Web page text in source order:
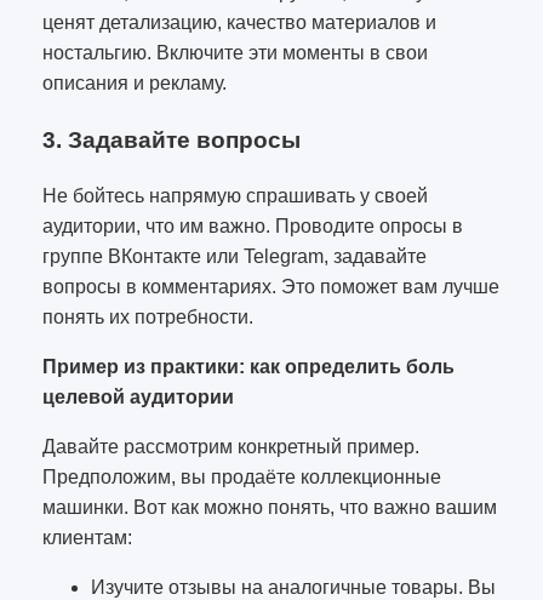
ценят детализацию, качество материалов и
ностальгию. Включите эти моменты в свои
описания и рекламу.
3. Задавайте вопросы
Не бойтесь напрямую спрашивать у своей
аудитории, что им важно. Проводите опросы в
группе ВКонтакте или Telegram, задавайте
вопросы в комментариях. Это поможет вам лучше
понять их потребности.
Пример из практики: как определить боль
целевой аудитории
Давайте рассмотрим конкретный пример.
Предположим, вы продаёте коллекционные
машинки. Вот как можно понять, что важно вашим
клиентам:
Изучите отзывы на аналогичные товары. Вы